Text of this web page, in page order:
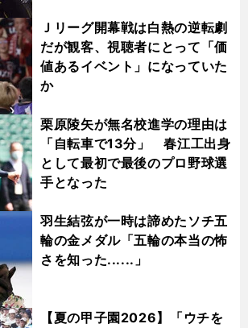
Ｊリーグ開幕戦は白熱の逆転劇
だが観客、視聴者にとって「価
値あるイベント」になっていた
か
栗原陵矢が無名校進学の理由は
「自転車で13分」 春江工出身
として最初で最後のプロ野球選
手となった
羽生結弦が一時は諦めたソチ五
輪の金メダル「五輪の本当の怖
さを知った......」
【夏の甲子園2026】「ウチを